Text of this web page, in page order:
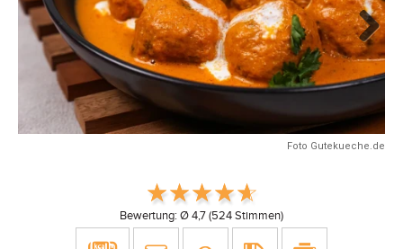
Foto Gutekueche.de
Next
Bewertung: Ø 4,7 (524 Stimmen)